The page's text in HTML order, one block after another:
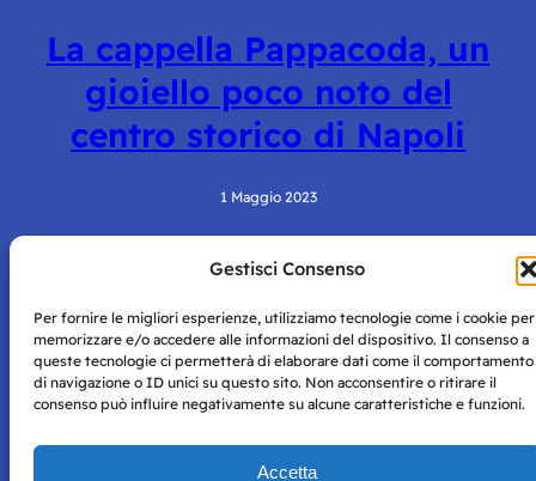
Gestisci Consenso
Per fornire le migliori esperienze, utilizziamo tecnologie come i cookie per
memorizzare e/o accedere alle informazioni del dispositivo. Il consenso a
queste tecnologie ci permetterà di elaborare dati come il comportamento
di navigazione o ID unici su questo sito. Non acconsentire o ritirare il
consenso può influire negativamente su alcune caratteristiche e funzioni.
Accetta
La cappella Pappacoda, un
gioiello poco noto del
centro storico di Napoli
1 Maggio 2023
Napoli con autorizzazione numero 38 del 25/9/2019.
Tutte le immagini e i contenuti su questo sito sono forniti